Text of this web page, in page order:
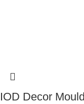
IOD Decor Mould